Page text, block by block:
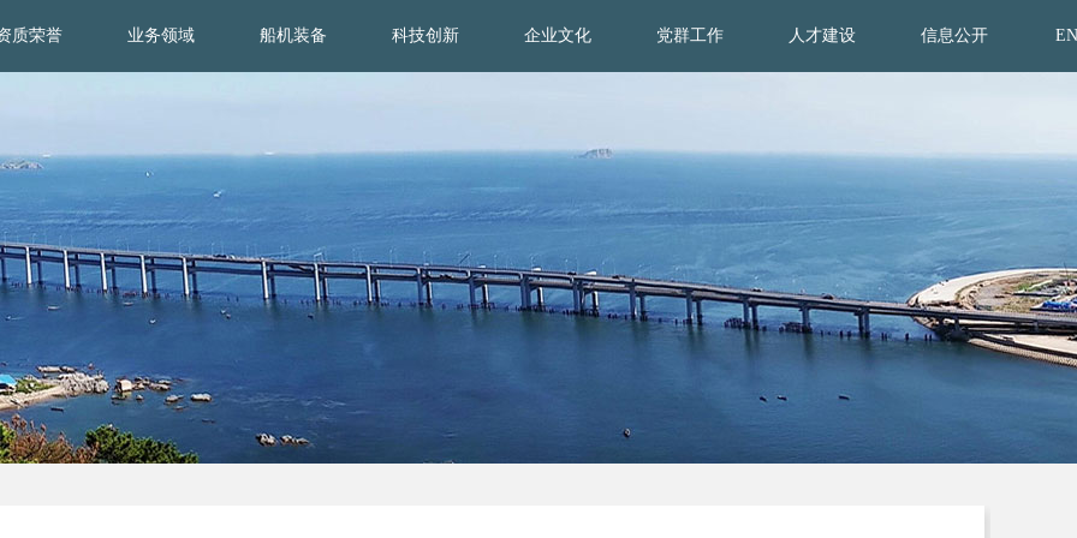
质荣誉 业务领域 船机装备 科技创新 企业文化 党群工作 人才建设 信息公开 EN